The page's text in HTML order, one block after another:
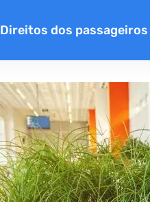
Direitos dos passageiros
Calculadora de
Compensação por atraso de
Compensação por
Indemnização bagagem
Compensação por recusa de
Indemnização de